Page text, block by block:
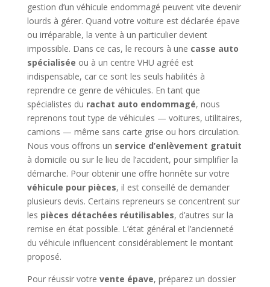
gestion d’un véhicule endommagé peuvent vite devenir
lourds à gérer. Quand votre voiture est déclarée épave
ou irréparable, la vente à un particulier devient
impossible. Dans ce cas, le recours à une casse auto
spécialisée ou à un centre VHU agréé est
indispensable, car ce sont les seuls habilités à
reprendre ce genre de véhicules. En tant que
spécialistes du rachat auto endommagé, nous
reprenons tout type de véhicules — voitures, utilitaires,
camions — même sans carte grise ou hors circulation.
Nous vous offrons un service d’enlèvement gratuit
à domicile ou sur le lieu de l’accident, pour simplifier la
démarche. Pour obtenir une offre honnête sur votre
véhicule pour pièces, il est conseillé de demander
plusieurs devis. Certains repreneurs se concentrent sur
les pièces détachées réutilisables, d’autres sur la
remise en état possible. L’état général et l’ancienneté
du véhicule influencent considérablement le montant
proposé.
Pour réussir votre vente épave, préparez un dossier